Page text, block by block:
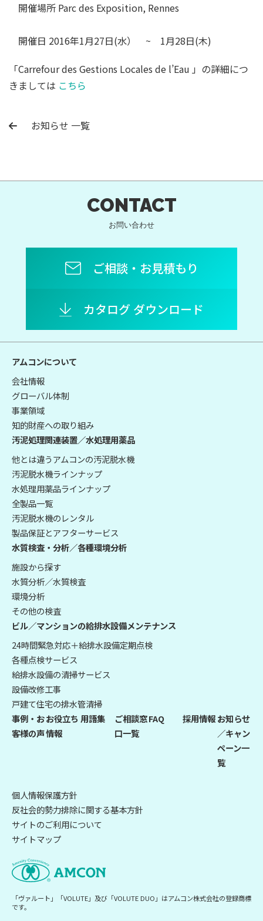
開催場所 Parc des Exposition, Rennes
開催日 2016年1月27日(水） ~ 1月28日(木)
「Carrefour des Gestions Locales de l’Eau 」の詳細につ
きましては こちら
お知らせ 一覧
CONTACT
お問い合わせ
ご相談・お見積もり
カタログ ダウンロード
「ヴァルート」「VOLUTE」及び「VOLUTE DUO」はアムコン株式会社の登録商標
です。
アムコンについて
会社情報
グローバル体制
事業領域
知的財産への取り組み
汚泥処理関連装置／水処理用薬品
他とは違うアムコンの汚泥脱水機
汚泥脱水機ラインナップ
水処理用薬品ラインナップ
全製品一覧
汚泥脱水機のレンタル
製品保証とアフターサービス
水質検査・分析／各種環境分析
施設から探す
水質分析／水質検査
環境分析
その他の検査
ビル／マンションの給排水設備メンテナンス
24時間緊急対応＋給排水設備定期点検
各種点検サービス
給排水設備の清掃サービス
設備改修工事
戸建て住宅の排水管清掃
事例・お
客様の声
お役立ち
情報
用語集
ご相談窓
口一覧
FAQ 採用情報お知らせ
／キャン
ペーン一
覧
個人情報保護方針
反社会的勢力排除に関する基本方針
サイトのご利用について
サイトマップ